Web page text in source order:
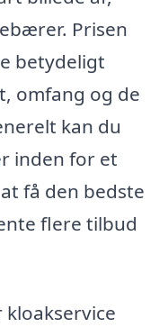
Prisen
betydeligt
omfang og de
kan du
inden for et
få den bedste
flere tilbud